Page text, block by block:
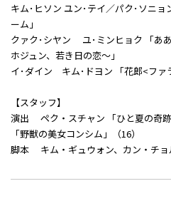
キム･ヒソン ユン･テイ／パク･ソニ
ーム」
クァク･シヤン ユ･ミンヒョク 「あ
ホジュン、若き日の恋～」
イ･ダイン キム･ドヨン 「花郎<ファ
【スタッフ】
演出 ペク・スチャン 「ひと夏の奇
「野獣の美女コンシム」（16）
脚本 キム・ギュウォン、カン・チョ